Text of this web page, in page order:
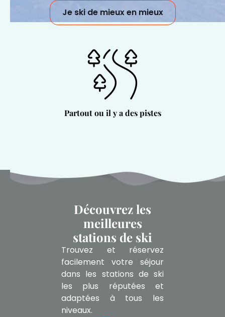
Je ski de mieux en mieux
Partout ou il y a des pistes
Découvrez les
meilleures
stations de ski
Trouvez et réservez
facilement votre séjour
dans les stations de ski
les plus réputées et
adaptées à tous les
niveaux.